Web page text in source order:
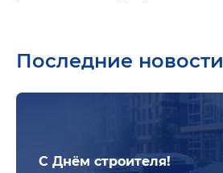
Последние новости
С Днём строителя!